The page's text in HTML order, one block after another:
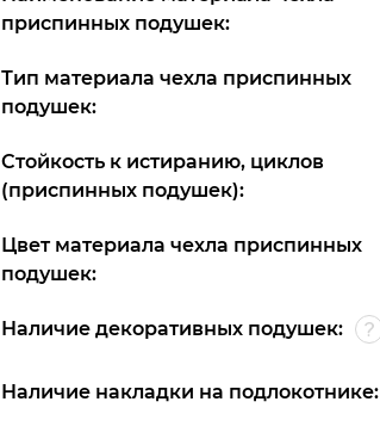
приспинных подушек:
Тип материала чехла приспинных
подушек:
Стойкость к истиранию, циклов
(приспинных подушек):
Цвет материала чехла приспинных
подушек:
Наличие декоративных подушек:
Наличие накладки на подлокотнике: